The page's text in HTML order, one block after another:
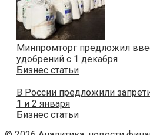
Минпромторг предложил
удобрений с 1 декабря
Бизнес статьи
В России предложили
1 и 2 января
Бизнес статьи